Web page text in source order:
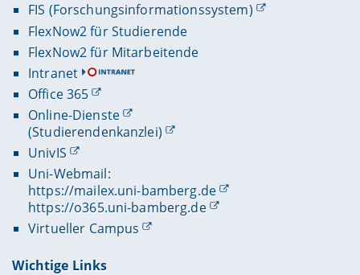
FIS (Forschungsinformationssystem)
FlexNow2 für Studierende
FlexNow2 für Mitarbeitende
Intranet
Office 365
Online-Dienste
(Studierendenkanzlei)
UnivIS
Uni-Webmail:
https://mailex.uni-bamberg.de
https://o365.uni-bamberg.de
Virtueller Campus
Wichtige Links